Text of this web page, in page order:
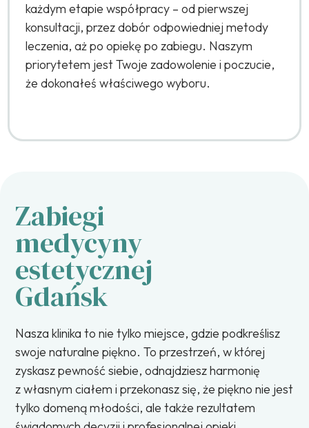
każdym etapie współpracy – od pierwszej
konsultacji, przez dobór odpowiedniej metody
leczenia, aż po opiekę po zabiegu. Naszym
priorytetem jest Twoje zadowolenie i poczucie,
że dokonałeś właściwego wyboru.
Zabiegi
medycyny
estetycznej
Gdańsk
Nasza klinika to nie tylko miejsce, gdzie podkreślisz
swoje naturalne piękno. To przestrzeń, w której
zyskasz pewność siebie, odnajdziesz harmonię
z własnym ciałem i przekonasz się, że piękno nie jest
tylko domeną młodości, ale także rezultatem